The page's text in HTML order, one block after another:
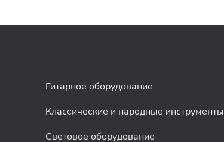
Гитарное оборудование
Классические и народные инструменты
Световое оборудование